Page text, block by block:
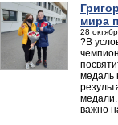
мира
28
?В
медаль
медали.
важно